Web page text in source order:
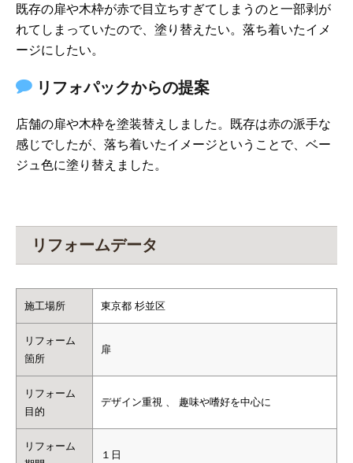
既存の扉や木枠が赤で目立ちすぎてしまうのと一部剥が
れてしまっていたので、塗り替えたい。落ち着いたイメ
ージにしたい。
リフォパックからの提案
店舗の扉や木枠を塗装替えしました。既存は赤の派手な
感じでしたが、落ち着いたイメージということで、ベー
ジュ色に塗り替えました。
リフォームデータ
施工場所 東京都 杉並区
リフォーム
箇所
扉
リフォーム
目的
デザイン重視 、 趣味や嗜好を中心に
リフォーム
１日